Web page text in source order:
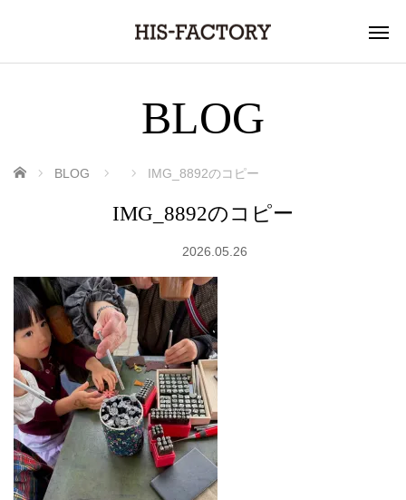
BLOG
ホーム BLOG IMG_8892のコピー
IMG_8892のコピー
2026.05.26